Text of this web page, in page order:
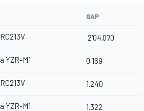
GAP
2'04.070
YZR-M1 0.169
1.240
YZR-M1 1.322